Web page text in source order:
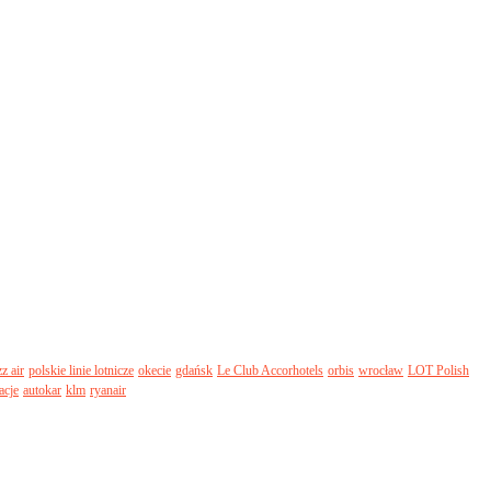
air polskie linie lotnicze okecie gdańsk Le Club Accorhotels orbis wrocław LOT Polish
autokar klm ryanair